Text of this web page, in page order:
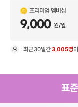
프리미엄 멤버십
9,000 원/월
최근30일간3,005명
표